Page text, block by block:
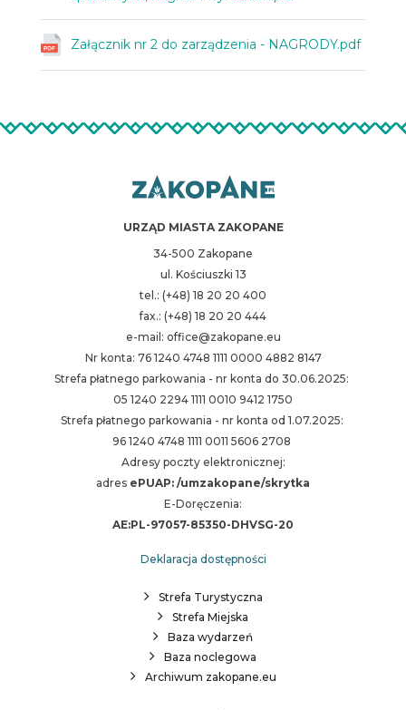
Załącznik nr 2 do zarządzenia - NAGRODY.pdf
URZĄD MIASTA ZAKOPANE
34-500 Zakopane
ul. Kościuszki 13
tel.: (+48) 18 20 20 400
fax.: (+48) 18 20 20 444
e-mail: office@zakopane.eu
Nr konta: 76 1240 4748 1111 0000 4882 8147
Strefa płatnego parkowania - nr konta do 30.06.2025:
05 1240 2294 1111 0010 9412 1750
Strefa płatnego parkowania - nr konta od 1.07.2025:
96 1240 4748 1111 0011 5606 2708
Adresy poczty elektronicznej:
adres ePUAP: /umzakopane/skrytka
E-Doręczenia:
AE:PL-97057-85350-DHVSG-20
Deklaracja dostępności
Strefa Turystyczna
Strefa Miejska
Baza wydarzeń
Baza noclegowa
Archiwum zakopane.eu